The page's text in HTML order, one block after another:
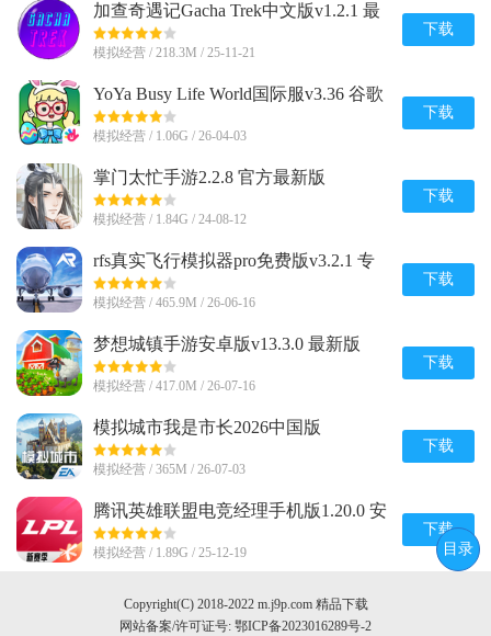
加查奇遇记Gacha Trek中文版v1.2.1 最
新版
模拟经营 / 218.3M / 25-11-21
下载
YoYa Busy Life World国际服v3.36 谷歌
最新版
模拟经营 / 1.06G / 26-04-03
下载
掌门太忙手游2.2.8 官方最新版
模拟经营 / 1.84G / 24-08-12
下载
rfs真实飞行模拟器pro免费版v3.2.1 专
业完整版
模拟经营 / 465.9M / 26-06-16
下载
梦想城镇手游安卓版v13.3.0 最新版
模拟经营 / 417.0M / 26-07-16
下载
模拟城市我是市长2026中国版
v2.1.21444.32928 qq登录
模拟经营 / 365M / 26-07-03
下载
腾讯英雄联盟电竞经理手机版1.20.0 安
卓最新版
模拟经营 / 1.89G / 25-12-19
下载
Copyright(C) 2018-2022 m.j9p.com 精品下载
网站备案/许可证号: 鄂ICP备2023016289号-2
目录